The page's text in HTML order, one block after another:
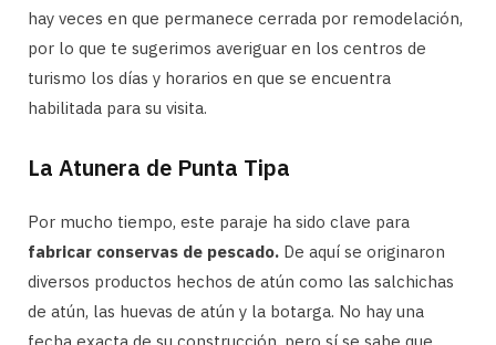
hay veces en que permanece cerrada por remodelación,
por lo que te sugerimos averiguar en los centros de
turismo los días y horarios en que se encuentra
habilitada para su visita.
La Atunera de Punta Tipa
Por mucho tiempo, este paraje ha sido clave para
fabricar conservas de pescado. De aquí se originaron
diversos productos hechos de atún como las salchichas
de atún, las huevas de atún y la botarga. No hay una